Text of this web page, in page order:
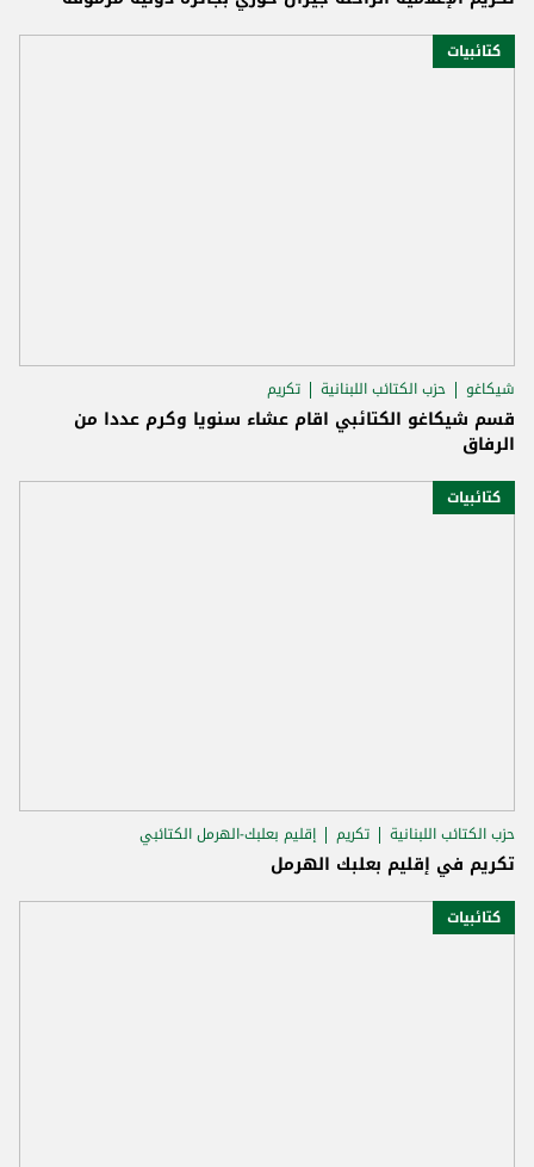
كتائبيات
شيكاغو حزب الكتائب اللبنانية تكريم
قسم شيكاغو الكتائبي اقام عشاء سنويا وكرم عددا من
الرفاق
كتائبيات
حزب الكتائب اللبنانية تكريم إقليم بعلبك-الهرمل الكتائبي
تكريم في إقليم بعلبك الهرمل
كتائبيات